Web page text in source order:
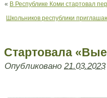
« В Республике Коми стартовал
Школьников республики
Стартовала
Опубликовано 21.03.2023